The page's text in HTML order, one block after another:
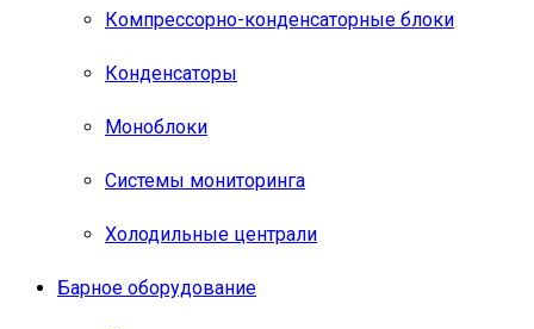
Компрессорно-конденсаторные блоки
Конденсаторы
Моноблоки
Системы мониторинга
Холодильные централи
Барное оборудование